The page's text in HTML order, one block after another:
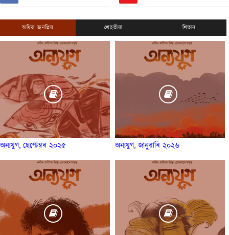
অধিক জনপ্ৰিয় শেহতীয়া শিতান
অন্যযুগ, ছেপ্টেম্বৰ ২০২৫ অন্যযুগ, জানুৱাৰি ২০২৬